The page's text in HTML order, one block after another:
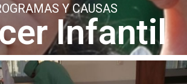
Y CAUSAS
Infantil